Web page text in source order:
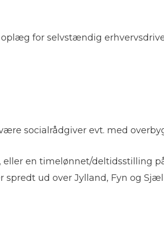
for selvstændig
socialrådgiver evt. med
en timelønnet/deltidsstilling
ud over Jylland, Fyn og